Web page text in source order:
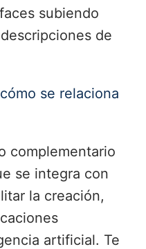
subiendo
de
se relaciona
complementario
se integra con
la creación,
artificial. Te